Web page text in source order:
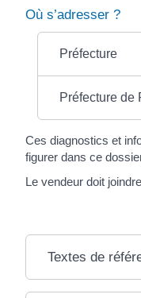
Où s’adresser ?
Préfecture
Préfecture de
Ces diagnostics et
figurer dans ce
Le vendeur doit
Textes de